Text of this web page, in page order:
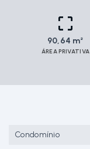
90,64 m²
ÁREA PRIVATIVA
Condomínio